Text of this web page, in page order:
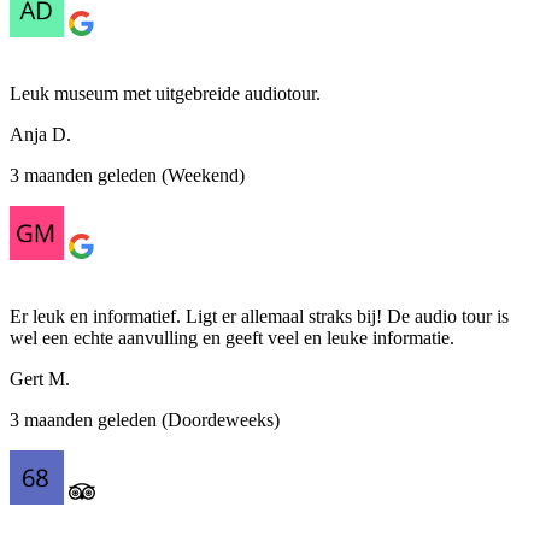
Leuk museum met uitgebreide audiotour.
Anja D.
3 maanden geleden (Weekend)
Er leuk en informatief. Ligt er allemaal straks bij! De audio tour is
wel een echte aanvulling en geeft veel en leuke informatie.
Gert M.
3 maanden geleden (Doordeweeks)